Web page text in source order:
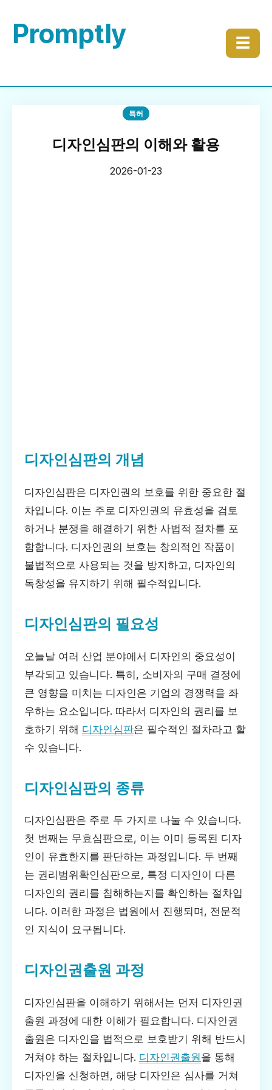
Promptly ☰
특허
디자인심판의 이해와 활용
2026-01-23
디자인심판의 개념
디자인심판은 디자인권의 보호를 위한 중요한 절
차입니다. 이는 주로 디자인권의 유효성을 검토
하거나 분쟁을 해결하기 위한 사법적 절차를 포
함합니다. 디자인권의 보호는 창의적인 작품이
불법적으로 사용되는 것을 방지하고, 디자인의
독창성을 유지하기 위해 필수적입니다.
디자인심판의 필요성
오늘날 여러 산업 분야에서 디자인의 중요성이
부각되고 있습니다. 특히, 소비자의 구매 결정에
큰 영향을 미치는 디자인은 기업의 경쟁력을 좌
우하는 요소입니다. 따라서 디자인의 권리를 보
호하기 위해 디자인심판은 필수적인 절차라고 할
수 있습니다.
디자인심판의 종류
디자인심판은 주로 두 가지로 나눌 수 있습니다.
첫 번째는 무효심판으로, 이는 이미 등록된 디자
인이 유효한지를 판단하는 과정입니다. 두 번째
는 권리범위확인심판으로, 특정 디자인이 다른
디자인의 권리를 침해하는지를 확인하는 절차입
니다. 이러한 과정은 법원에서 진행되며, 전문적
인 지식이 요구됩니다.
디자인권출원 과정
디자인심판을 이해하기 위해서는 먼저 디자인권
출원 과정에 대한 이해가 필요합니다. 디자인권
출원은 디자인을 법적으로 보호받기 위해 반드시
거쳐야 하는 절차입니다. 디자인권출원을 통해
디자인을 신청하면, 해당 디자인은 심사를 거쳐